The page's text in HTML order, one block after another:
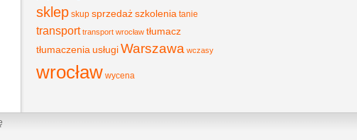
sklep skup sprzedaższkolenia tanie
transport transport wrocław tłumacz
tłumaczenia usługiWarszawa wczasy
wrocław wycena